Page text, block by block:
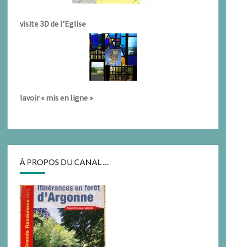
visite 3D de l’Eglise
lavoir « mis en ligne »
À PROPOS DU CANAL …